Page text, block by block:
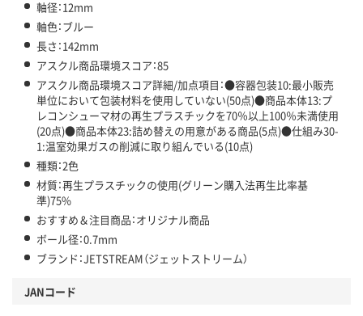
軸径：12mm
軸色：ブルー
長さ：142mm
アスクル商品環境スコア：85
アスクル商品環境スコア詳細/加点項目：●容器包装10:最小販売
単位において包装材料を使用していない(50点)●商品本体13:プ
レコンシューマ材の再生プラスチックを70％以上100％未満使用
(20点)●商品本体23:詰め替えの用意がある商品(5点)●仕組み30-
1:温室効果ガスの削減に取り組んでいる(10点)
種類：2色
材質：再生プラスチックの使用(グリーン購入法再生比率基
準)75%
おすすめ＆注目商品：オリジナル商品
ボール径：0.7mm
ブランド：JETSTREAM（ジェットストリーム）
JANコード